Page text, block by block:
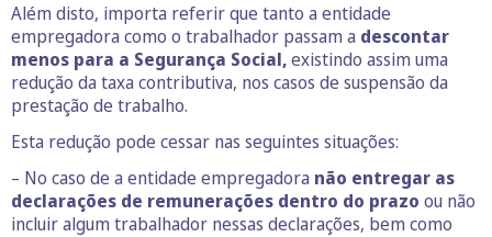
Além disto, importa referir que tanto a entidade
empregadora como o trabalhador passam a descontar
menos para a Segurança Social,existindo assim uma
redução da taxa contributiva, nos casos de suspensão da
prestação de trabalho.
Esta redução pode cessar nas seguintes situações:
– No caso de a entidade empregadora não entregar as
declarações de remunerações dentro do prazo ou não
incluir algum trabalhador nessas declarações, bem como